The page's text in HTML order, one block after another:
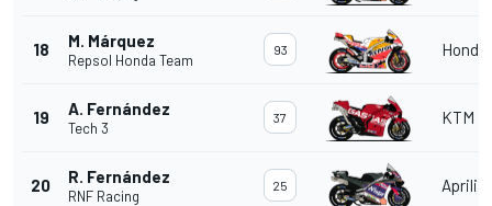
18 M. Márquez
Repsol Honda Team
93 Honda
19 A. Fernández
Tech 3
37 KTM
20 R. Fernández
RNF Racing
25 Aprilia